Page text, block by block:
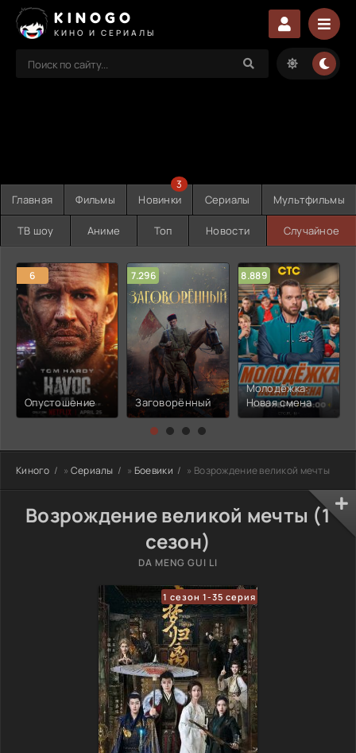
KINOGO
КИНО И СЕРИАЛЫ
Главная Фильмы Новинки
3
Сериалы Мультфильмы
ТВ шоу Аниме Топ Новости Случайное
6
Опустошение
7.296
Заговорённый
8.889
Молодёжка:
Новая смена
Киного » Сериалы » Боевики » Возрождение великой мечты
Возрождение великой мечты (1
сезон)
DA MENG GUI LI
1 сезон 1-35 серия